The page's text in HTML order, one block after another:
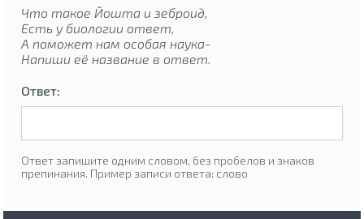
Что такое Йошта и зеброид,
Есть у биологии ответ,
А поможет нам особая наука-
Напиши её название в ответ.
Ответ:
Ответ запишите одним словом, без пробелов и знаков
препинания. Пример записи ответа: слово